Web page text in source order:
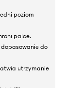
poziom
palce.
do
utrzymanie